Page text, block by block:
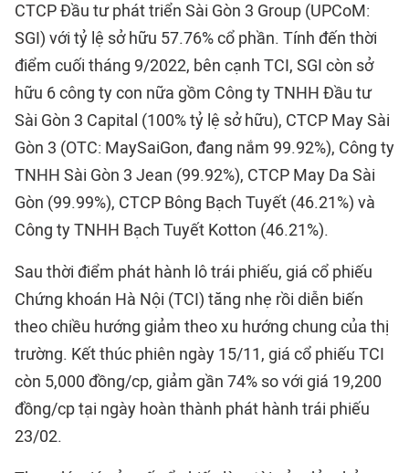
CTCP Đầu tư phát triển Sài Gòn 3 Group (UPCoM:
SGI) với tỷ lệ sở hữu 57.76% cổ phần. Tính đến thời
điểm cuối tháng 9/2022, bên cạnh TCI, SGI còn sở
hữu 6 công ty con nữa gồm Công ty TNHH Đầu tư
Sài Gòn 3 Capital (100% tỷ lệ sở hữu), CTCP May Sài
Gòn 3 (OTC: MaySaiGon, đang nắm 99.92%), Công ty
TNHH Sài Gòn 3 Jean (99.92%), CTCP May Da Sài
Gòn (99.99%), CTCP Bông Bạch Tuyết (46.21%) và
Công ty TNHH Bạch Tuyết Kotton (46.21%).
Sau thời điểm phát hành lô trái phiếu, giá cổ phiếu
Chứng khoán Hà Nội (TCI) tăng nhẹ rồi diễn biến
theo chiều hướng giảm theo xu hướng chung của thị
trường. Kết thúc phiên ngày 15/11, giá cổ phiếu TCI
còn 5,000 đồng/cp, giảm gần 74% so với giá 19,200
đồng/cp tại ngày hoàn thành phát hành trái phiếu
23/02.